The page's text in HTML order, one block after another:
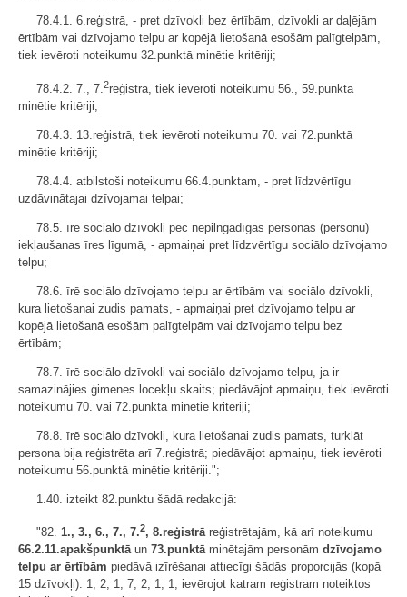
78.4.1. 6.reģistrā, - pret dzīvokli bez ērtībām, dzīvokli ar daļējām
ērtībām vai dzīvojamo telpu ar kopējā lietošanā esošām palīgtelpām,
tiek ievēroti noteikumu 32.punktā minētie kritēriji;
78.4.2. 7., 7. 2reģistrā, tiek ievēroti noteikumu 56., 59.punktā
minētie kritēriji;
78.4.3. 13.reģistrā, tiek ievēroti noteikumu 70. vai 72.punktā
minētie kritēriji;
78.4.4. atbilstoši noteikumu 66.4.punktam, - pret līdzvērtīgu
uzdāvinātajai dzīvojamai telpai;
78.5. īrē sociālo dzīvokli pēc nepilngadīgas personas (personu)
iekļaušanas īres līgumā, - apmaiņai pret līdzvērtīgu sociālo dzīvojamo
telpu;
78.6. īrē sociālo dzīvojamo telpu ar ērtībām vai sociālo dzīvokli,
kura lietošanai zudis pamats, - apmaiņai pret dzīvojamo telpu ar
kopējā lietošanā esošām palīgtelpām vai dzīvojamo telpu bez
ērtībām;
78.7. īrē sociālo dzīvokli vai sociālo dzīvojamo telpu, ja ir
samazinājies ģimenes locekļu skaits; piedāvājot apmaiņu, tiek ievēroti
noteikumu 70. vai 72.punktā minētie kritēriji;
78.8. īrē sociālo dzīvokli, kura lietošanai zudis pamats, turklāt
persona bija reģistrēta arī 7.reģistrā; piedāvājot apmaiņu, tiek ievēroti
noteikumu 56.punktā minētie kritēriji.";
1.40. izteikt 82.punktu šādā redakcijā:
"82. 1., 3., 6., 7., 7.2, 8.reģistrāreģistrētajām, kā arī noteikumu
66.2.11.apakšpunktāun 73.punktāminētajām personām dzīvojamo
telpu ar ērtībām piedāvā izīrēšanai attiecīgi šādās proporcijās (kopā
15 dzīvokļi): 1; 2; 1; 7; 2; 1; 1, ievērojot katram reģistram noteiktos